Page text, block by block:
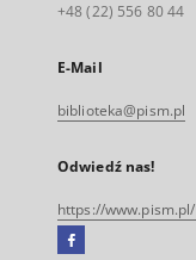
+48 (22) 556 80 44
E-Mail
biblioteka@pism.pl
Odwiedź nas!
https://www.pism.pl/
Facebook